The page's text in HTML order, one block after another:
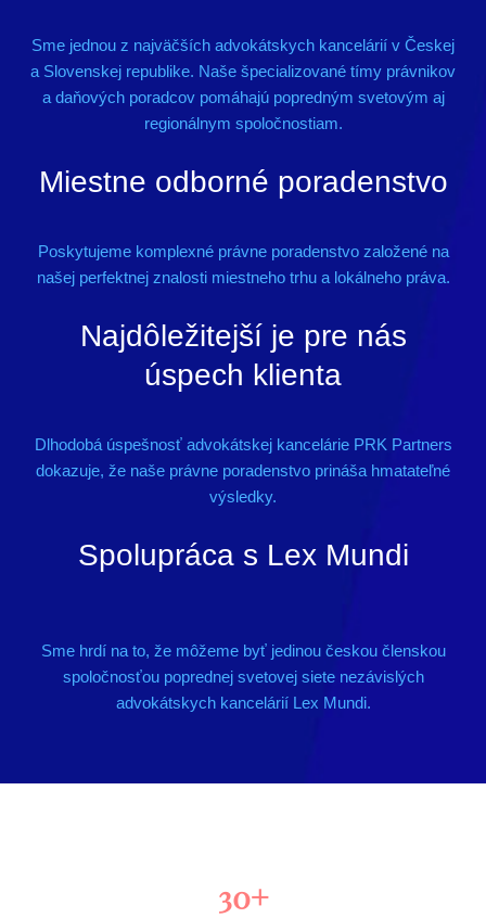
Sme jednou z najväčších advokátskych kancelárií v Českej
a Slovenskej republike. Naše špecializované tímy právnikov
a daňových poradcov pomáhajú popredným svetovým aj
regionálnym spoločnostiam.
Miestne odborné poradenstvo
Poskytujeme komplexné právne poradenstvo založené na
našej perfektnej znalosti miestneho trhu a lokálneho práva.
Najdôležitejší je pre nás
úspech klienta
Dlhodobá úspešnosť advokátskej kancelárie PRK Partners
dokazuje, že naše právne poradenstvo prináša hmatateľné
výsledky.
Spolupráca s Lex Mundi
Sme hrdí na to, že môžeme byť jedinou českou členskou
spoločnosťou poprednej svetovej siete nezávislých
advokátskych kancelárií Lex Mundi.
30+